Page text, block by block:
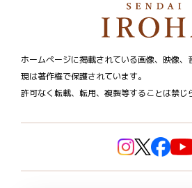
ホームページに掲載されている画像、映像、
現は著作権で保護されています。
許可なく転載、転用、複製等することは禁じ